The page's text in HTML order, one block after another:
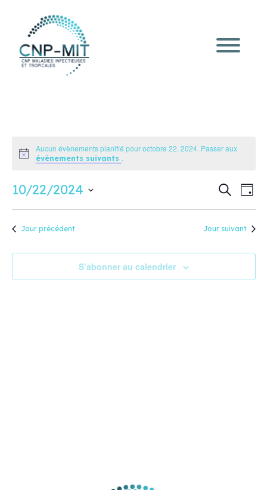
Notice
Aucun évènements planifié pour octobre 22, 2024. Passer aux
évènements suivants .
de
Recherche
de
Jour
10/22/2024
date.Jour précédent Jour suivant
S’abonner au calendrier